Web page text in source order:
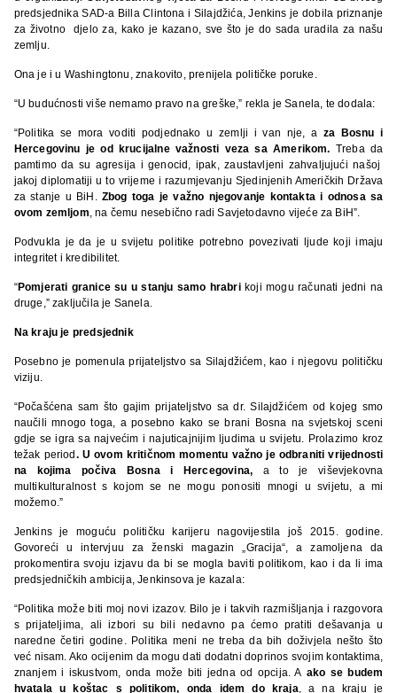
predsjednika SAD-a Billa Clintona i Silajdžića, Jenkins je dobila priznanje
za životno djelo za, kako je kazano, sve što je do sada uradila za našu
zemlju.
Ona je i u Washingtonu, znakovito, prenijela političke poruke.
“U budućnosti više nemamo pravo na greške,” rekla je Sanela, te dodala:
“Politika se mora voditi podjednako u zemlji i van nje, a za Bosnu i
Hercegovinu je od krucijalne važnosti veza sa Amerikom. Treba da
pamtimo da su agresija i genocid, ipak, zaustavljeni zahvaljujući našoj
jakoj diplomatiji u to vrijeme i razumjevanju Sjedinjenih Američkih Država
za stanje u BiH. Zbog toga je važno njegovanje kontakta i odnosa sa
ovom zemljom , na čemu nesebično radi Savjetodavno vijeće za BiH”.
Podvukla je da je u svijetu politike potrebno povezivati ljude koji imaju
integritet i kredibilitet.
“Pomjerati granice su u stanju samo hrabrikoji mogu računati jedni na
druge,” zaključila je Sanela.
Na kraju je predsjednik
Posebno je pomenula prijateljstvo sa Silajdžićem, kao i njegovu političku
viziju.
“Počašćena sam što gajim prijateljstvo sa dr. Silajdžićem od kojeg smo
naučili mnogo toga, a posebno kako se brani Bosna na svjetskoj sceni
gdje se igra sa najvećim i najuticajnijim ljudima u svijetu. Prolazimo kroz
težak period. U ovom kritičnom momentu važno je odbraniti vrijednosti
na kojima počiva Bosna i Hercegovina, a to je viševjekovna
multikulturalnost s kojom se ne mogu ponositi mnogi u svijetu, a mi
možemo.”
Jenkins je moguću političku karijeru nagovijestila još 2015. godine.
Govoreći u intervjuu za ženski magazin „Gracija“, a zamoljena da
prokomentira svoju izjavu da bi se mogla baviti politikom, kao i da li ima
predsjedničkih ambicija, Jenkinsova je kazala:
“Politika može biti moj novi izazov. Bilo je i takvih razmišljanja i razgovora
s prijateljima, ali izbori su bili nedavno pa ćemo pratiti dešavanja u
naredne četiri godine. Politika meni ne treba da bih doživjela nešto što
već nisam. Ako ocijenim da mogu dati dodatni doprinos svojim kontaktima,
znanjem i iskustvom, onda može biti jedna od opcija. A ako se budem
hvatala u koštac s politikom, onda idem do kraja , a na kraju je